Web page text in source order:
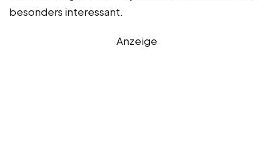
besonders interessant.
Anzeige